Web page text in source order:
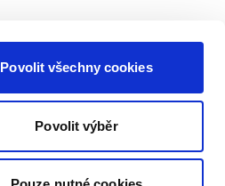
Povolit všechny cookies
Povolit výběr